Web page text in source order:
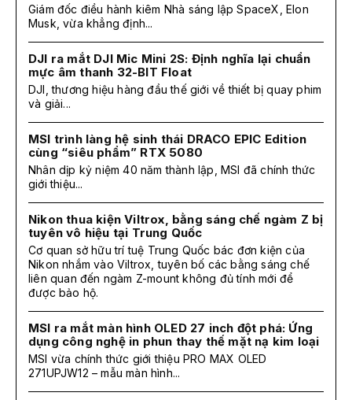
Giám đốc điều hành kiêm Nhà sáng lập SpaceX, Elon
Musk, vừa khẳng định...
DJI ra mắt DJI Mic Mini 2S: Định nghĩa lại chuẩn
mực âm thanh 32-BIT Float
DJI, thương hiệu hàng đầu thế giới về thiết bị quay phim
và giải...
MSI trình làng hệ sinh thái DRACO EPIC Edition
cùng “siêu phẩm” RTX 5080
Nhân dịp kỷ niệm 40 năm thành lập, MSI đã chính thức
giới thiệu...
Nikon thua kiện Viltrox, bằng sáng chế ngàm Z bị
tuyên vô hiệu tại Trung Quốc
Cơ quan sở hữu trí tuệ Trung Quốc bác đơn kiện của
Nikon nhắm vào Viltrox, tuyên bố các bằng sáng chế
liên quan đến ngàm Z-mount không đủ tính mới để
được bảo hộ.
MSI ra mắt màn hình OLED 27 inch đột phá: Ứng
dụng công nghệ in phun thay thế mặt nạ kim loại
MSI vừa chính thức giới thiệu PRO MAX OLED
271UPJW12 – mẫu màn hình...